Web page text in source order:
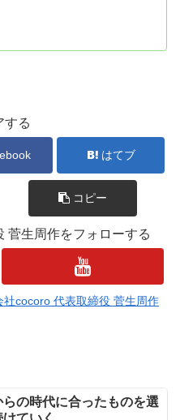
する
はてブ
コピー
菅生周作をフォローする
社cocoro 代表取締役 菅生周作
らの時代に合ったものを選